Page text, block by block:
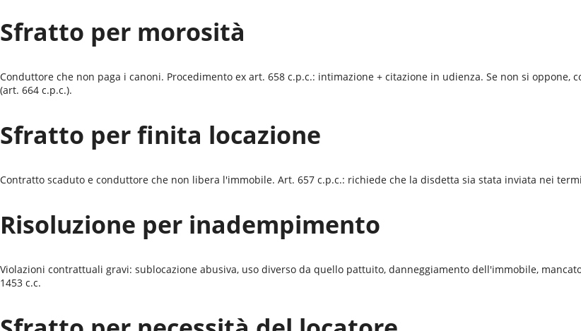
Sfratto per morosità
Conduttore che non paga i canoni. Procedimento ex art. 658 c.p.c.: intimazione + citazione in udienza. Se non si
(art. 664 c.p.c.).
Sfratto per finita locazione
Contratto scaduto e conduttore che non libera l'immobile. Art. 657 c.p.c.: richiede che la disdetta sia stata inviata nei
Risoluzione per inadempimento
Violazioni contrattuali gravi: sublocazione abusiva, uso diverso da quello pattuito, danneggiamento dell'immobile,
1453 c.c.